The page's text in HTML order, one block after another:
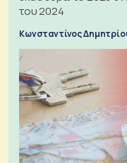
του 2024
Κωνσταντίνος